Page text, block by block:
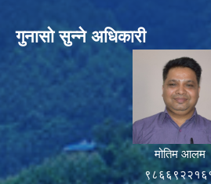
गुनासो सुन्ने अधिकारी
मोतिम आलम